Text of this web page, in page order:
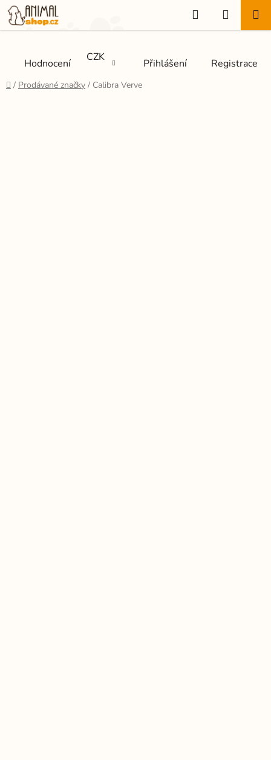
Přejít
na
obsah
Hodnocení CZK Přihlášení Registrace
Hledat
KOŠÍK
Domů
/ Prodávané značky / Calibra Verve